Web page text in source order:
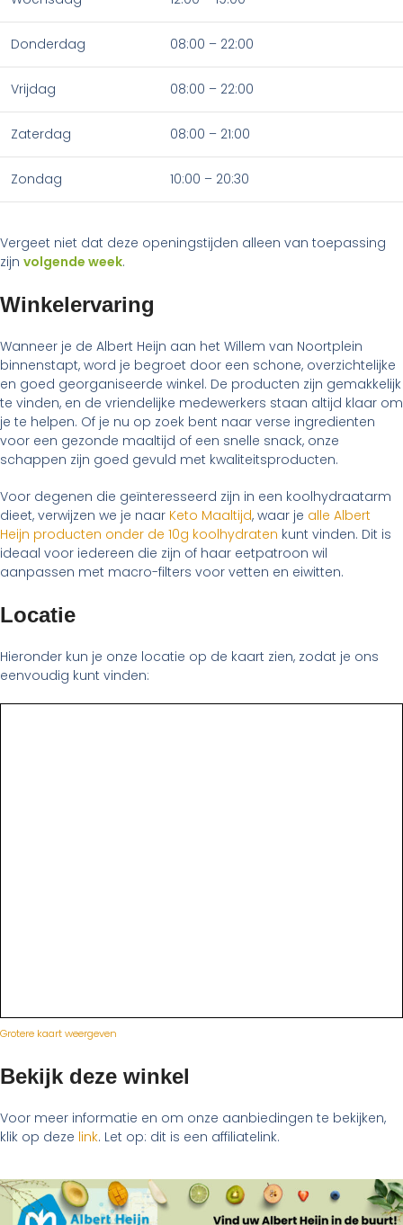
Donderdag 08:00 – 22:00
Vrijdag 08:00 – 22:00
Zaterdag 08:00 – 21:00
Zondag 10:00 – 20:30
Vergeet niet dat deze openingstijden alleen van toepassing
zijn volgende week.
Winkelervaring
Wanneer je de Albert Heijn aan het Willem van Noortplein
binnenstapt, word je begroet door een schone, overzichtelijke
en goed georganiseerde winkel. De producten zijn gemakkelijk
te vinden, en de vriendelijke medewerkers staan altijd klaar om
je te helpen. Of je nu op zoek bent naar verse ingredienten
voor een gezonde maaltijd of een snelle snack, onze
schappen zijn goed gevuld met kwaliteitsproducten.
Voor degenen die geïnteresseerd zijn in een koolhydraatarm
dieet, verwijzen we je naar Keto Maaltijd, waar je alle Albert
Heijn producten onder de 10g koolhydraten kunt vinden. Dit is
ideaal voor iedereen die zijn of haar eetpatroon wil
aanpassen met macro-filters voor vetten en eiwitten.
Locatie
Hieronder kun je onze locatie op de kaart zien, zodat je ons
eenvoudig kunt vinden:
Grotere kaart weergeven
Bekijk deze winkel
Voor meer informatie en om onze aanbiedingen te bekijken,
klik op deze link. Let op: dit is een affiliatelink.